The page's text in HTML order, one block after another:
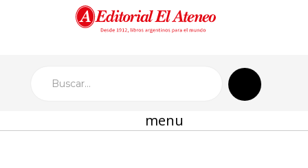
menu